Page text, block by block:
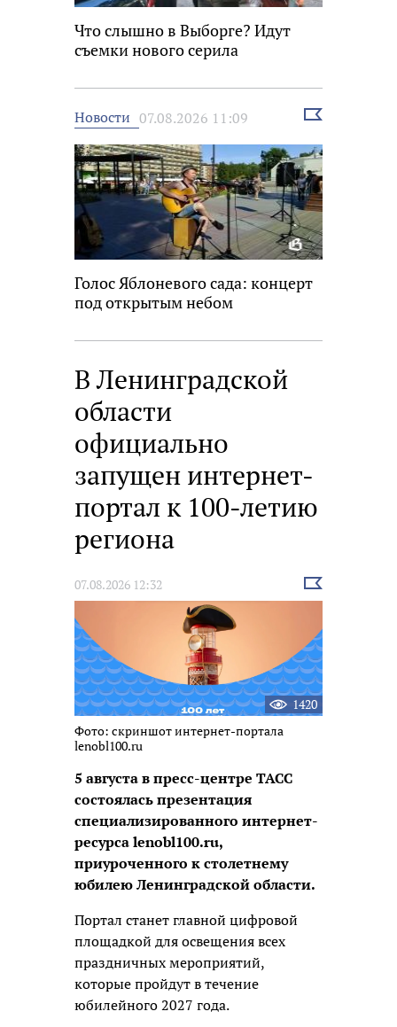
Что слышно в Выборге? Идут
съемки нового серила
Новости 07.08.2026 11:09
Выбрать
Голос Яблоневого сада: концерт
под открытым небом
В Ленинградской
области
официально
запущен интернет-
портал к 100-летию
региона
07.08.2026 12:32
Выбрать
новость
1420
Фото: скриншот интернет-портала
lenobl100.ru
5 августа в пресс-центре ТАСС
состоялась презентация
специализированного интернет-
ресурса lenobl100.ru,
приуроченного к столетнему
юбилею Ленинградской области.
Портал станет главной цифровой
площадкой для освещения всех
праздничных мероприятий,
которые пройдут в течение
юбилейного 2027 года.